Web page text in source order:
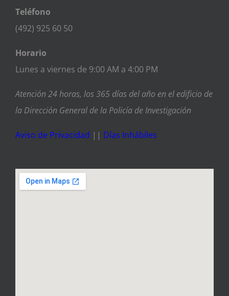
Teléfono
(492) 925 60 50
Horario
Lunes a viernes de 9:00 AM a 4:00 PM
Atención 24 horas, los 365 días del año en el edificio de
la Dirección General de la Policía de Investigación
Aviso de Privacidad || Días Inhábiles